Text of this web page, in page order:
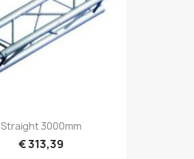
Snel bekijken
Straight 3000mm
€ 313,39